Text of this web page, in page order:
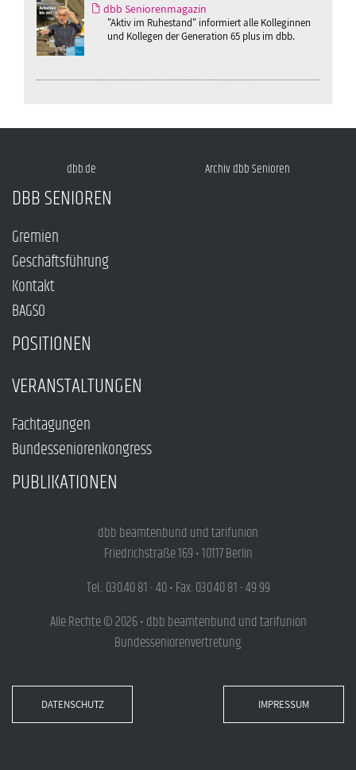
dbb Seniorenmagazin
"Aktiv im Ruhestand" informiert alle Kolleginnen
und Kollegen der Generation 65 plus im dbb.
dbb.de Archiv dbb Senioren
DBB SENIOREN
Gremien
Geschäftsführung
Kontakt
BAGSO
POSITIONEN
VERANSTALTUNGEN
Fachtagungen
Bundesseniorenkongress
PUBLIKATIONEN
dbb beamtenbund und tarifunion
Friedrichstraße 169 • 10117 Berlin
Tel.: 030.40 81 - 40 • Fax: 030.40 81 - 49 99
Alle Rechte © 2026 • dbb beamtenbund und tarifunion
Bundesseniorenvertretung
DATENSCHUTZ IMPRESSUM